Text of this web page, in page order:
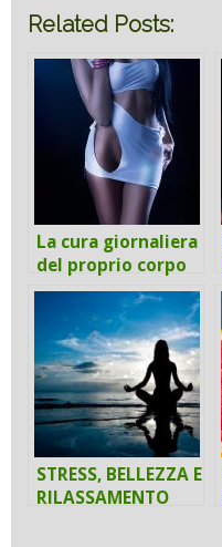
Related Posts:
La cura giornaliera
del proprio corpo
STRESS, BELLEZZA E
RILASSAMENTO